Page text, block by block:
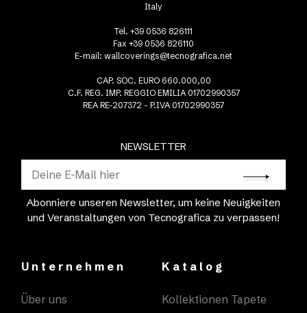
NEWSLETTER
Abonniere unseren Newsletter, um keine Neuigkeiten
und Veranstaltungen von Tecnografica zu verpassen!
Italy
Tel. +39 0536 826111
Fax +39 0536 826110
E-mail: wallcoverings@tecnografica.net
CAP. SOC. EURO 660.000,00
C.F. REG. IMP. REGGIO EMILIA 01702990357
REA RE-207372 - P.IVA 01702990357
Unternehmen
Über uns
Katalog
Kollektionen Tapete